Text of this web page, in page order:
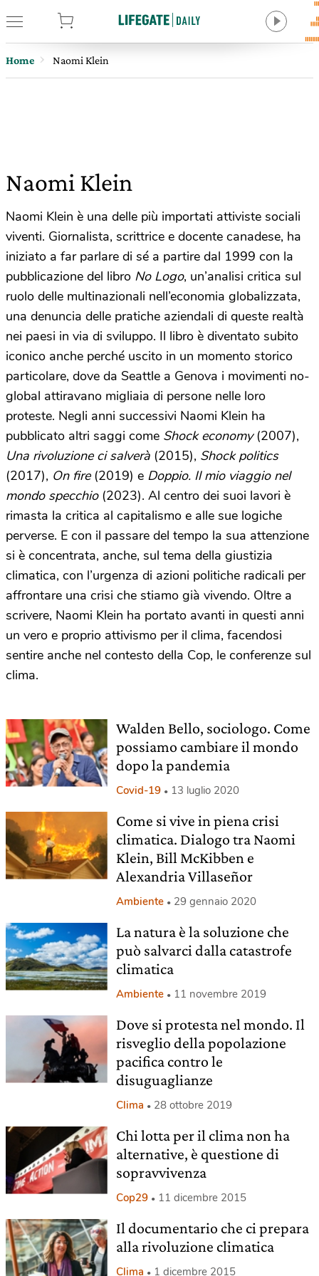
Home Naomi Klein
Naomi Klein
Naomi Klein è una delle più importati attiviste sociali
viventi. Giornalista, scrittrice e docente canadese, ha
iniziato a far parlare di sé a partire dal 1999 con la
pubblicazione del libro No Logo, un’analisi critica sul
ruolo delle multinazionali nell’economia globalizzata,
una denuncia delle pratiche aziendali di queste realtà
nei paesi in via di sviluppo. Il libro è diventato subito
iconico anche perché uscito in un momento storico
particolare, dove da Seattle a Genova i movimenti no-
global attiravano migliaia di persone nelle loro
proteste. Negli anni successivi Naomi Klein ha
pubblicato altri saggi come Shock economy(2007),
Una rivoluzione ci salverà (2015), Shock politics
(2017), On fire(2019) e Doppio. Il mio viaggio nel
mondo specchio(2023). Al centro dei suoi lavori è
rimasta la critica al capitalismo e alle sue logiche
perverse. E con il passare del tempo la sua attenzione
si è concentrata, anche, sul tema della giustizia
climatica, con l’urgenza di azioni politiche radicali per
affrontare una crisi che stiamo già vivendo. Oltre a
scrivere, Naomi Klein ha portato avanti in questi anni
un vero e proprio attivismo per il clima, facendosi
sentire anche nel contesto della Cop, le conferenze sul
clima.
Walden Bello, sociologo. Come
possiamo cambiare il mondo
dopo la pandemia
Covid-19 13 luglio 2020
Come si vive in piena crisi
climatica. Dialogo tra Naomi
Klein, Bill McKibben e
Alexandria Villaseñor
Ambiente 29 gennaio 2020
La natura è la soluzione che
può salvarci dalla catastrofe
climatica
Ambiente 11 novembre 2019
Dove si protesta nel mondo. Il
risveglio della popolazione
pacifica contro le
disuguaglianze
Clima 28 ottobre 2019
Chi lotta per il clima non ha
alternative, è questione di
sopravvivenza
Cop29 11 dicembre 2015
Il documentario che ci prepara
alla rivoluzione climatica
Clima 1 dicembre 2015